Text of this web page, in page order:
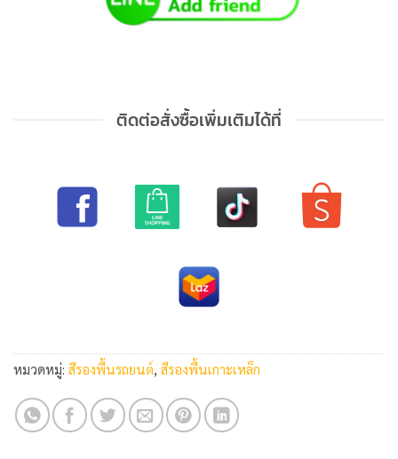
ติดต่อสั่งซื้อเพิ่มเติมได้ที่
หมวดหมู่: สีรองพื้นรถยนต์, สีรองพื้นเกาะเหล็ก